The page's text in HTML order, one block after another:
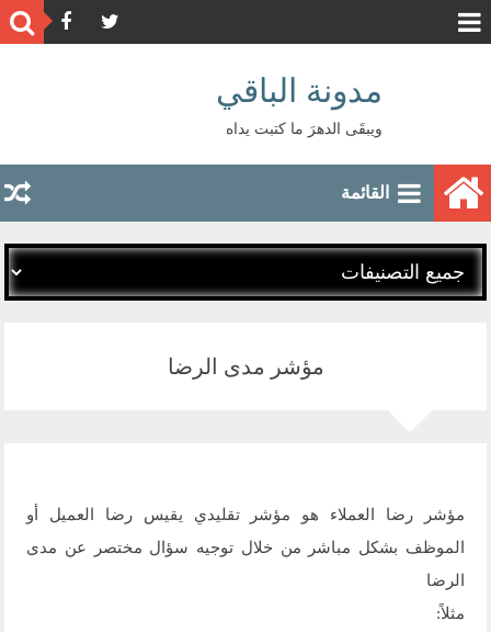
مدونة الباقي
ويبقَى الدهرَ ما كتبت يداه
القائمة
مؤشر مدى الرضا
مؤشر رضا العملاء هو مؤشر تقليدي يقيس رضا العميل أو
الموظف بشكل مباشر من خلال توجيه سؤال مختصر عن مدى
الرضا
مثلاً: